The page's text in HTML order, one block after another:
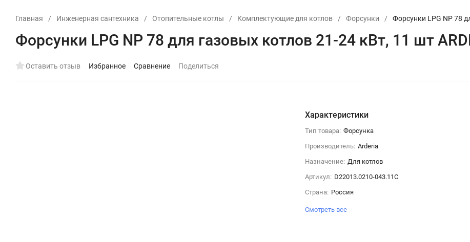
Главная / Инженерная сантехника / Отопительные котлы / Комплектующие для котлов / Форсунки / Форсунки LPG NP 78
Форсунки LPG NP 78 для газовых котлов 21-24 кВт, 11 шт
Оставить отзыв Избранное Сравнение Поделиться
Характеристики
Тип товара: Форсунка
Производитель: Arderia
Назначение: Для котлов
Артикул: D22013.0210-043.11C
Страна: Россия
Смотреть все